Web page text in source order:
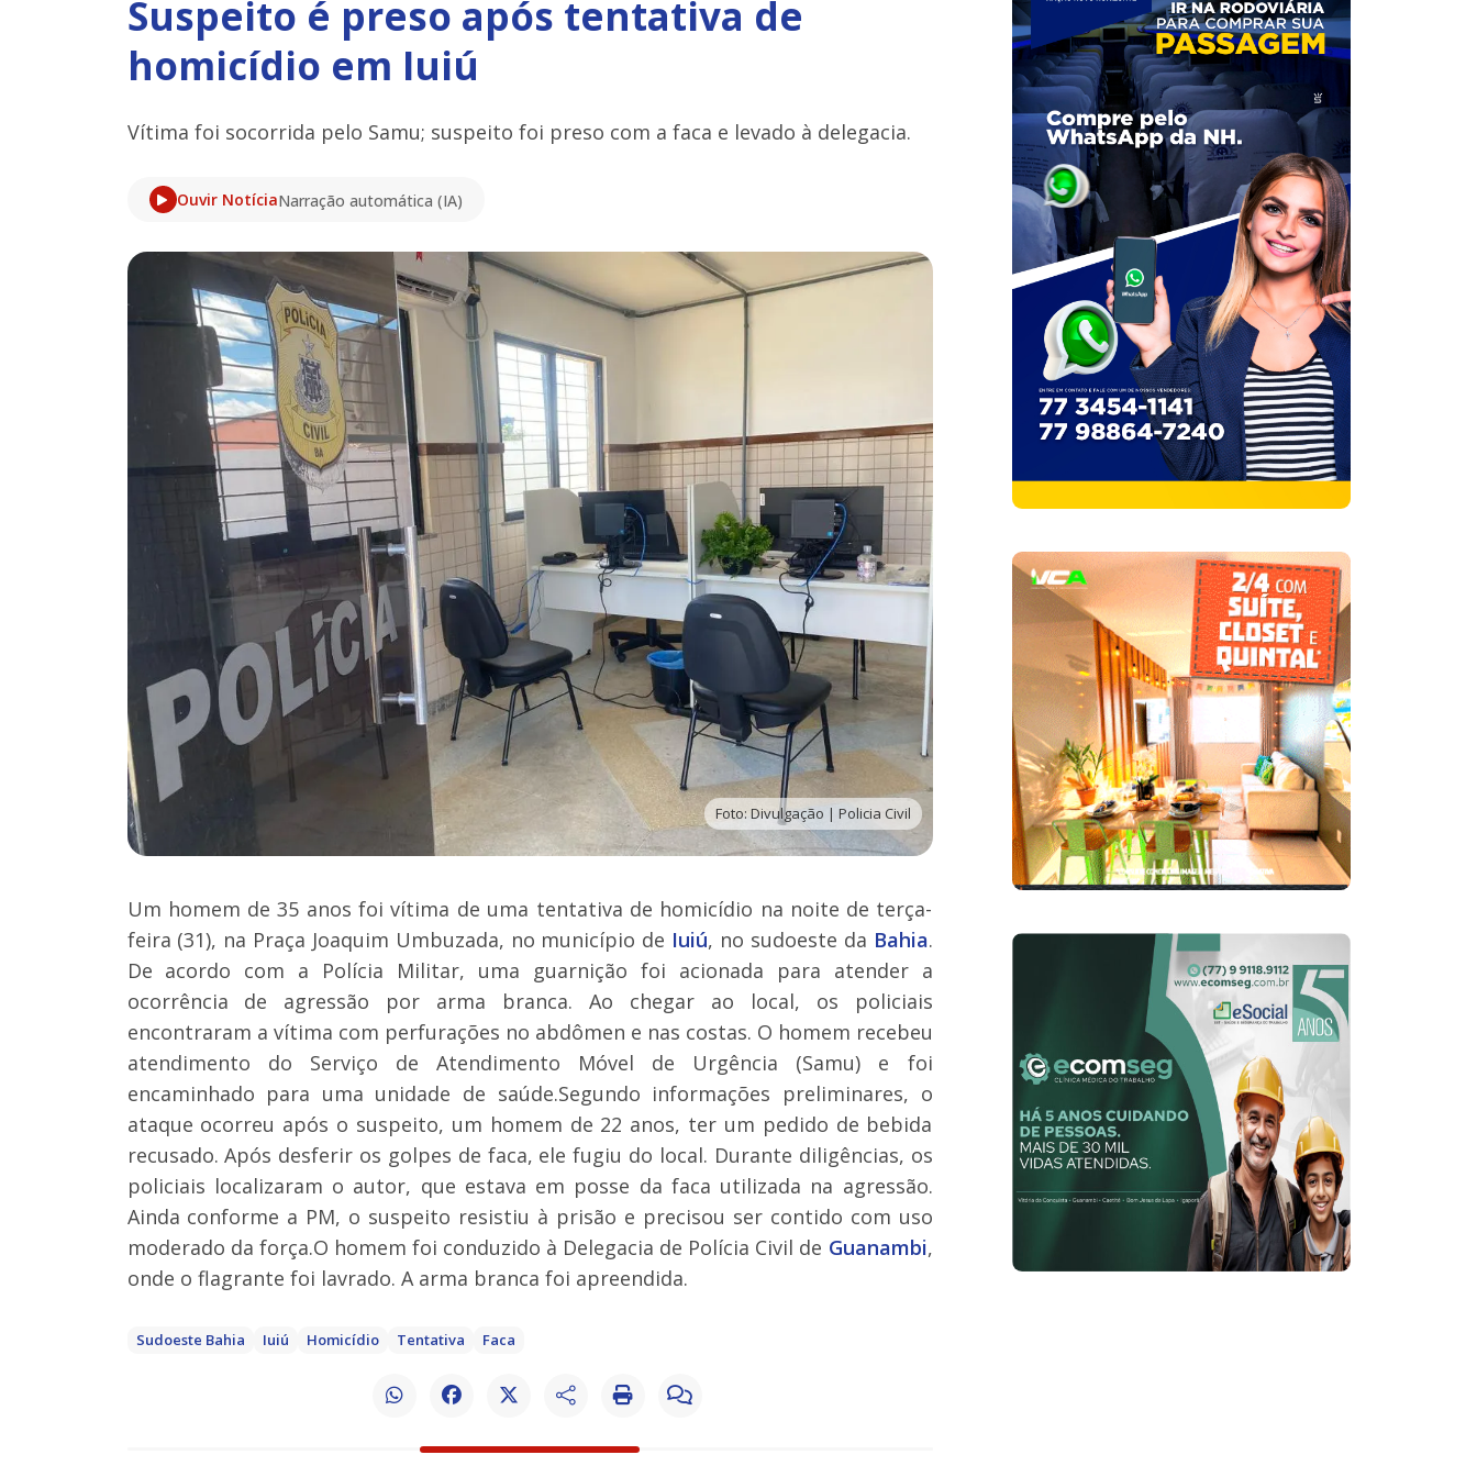
Suspeito é preso após tentativa de
homicídio em Iuiú
Vítima foi socorrida pelo Samu; suspeito foi preso com a faca e levado à delegacia.
Ouvir NotíciaNarração automática (IA)
Foto: Divulgação | Policia Civil
Um homem de 35 anos foi vítima de uma tentativa de homicídio na noite de terça-
feira (31), na Praça Joaquim Umbuzada, no município de Iuiú, no sudoeste da Bahia.
De acordo com a Polícia Militar, uma guarnição foi acionada para atender a
ocorrência de agressão por arma branca. Ao chegar ao local, os policiais
encontraram a vítima com perfurações no abdômen e nas costas. O homem recebeu
atendimento do Serviço de Atendimento Móvel de Urgência (Samu) e foi
encaminhado para uma unidade de saúde.Segundo informações preliminares, o
ataque ocorreu após o suspeito, um homem de 22 anos, ter um pedido de bebida
recusado. Após desferir os golpes de faca, ele fugiu do local. Durante diligências, os
policiais localizaram o autor, que estava em posse da faca utilizada na agressão.
Ainda conforme a PM, o suspeito resistiu à prisão e precisou ser contido com uso
moderado da força.O homem foi conduzido à Delegacia de Polícia Civil de Guanambi,
onde o flagrante foi lavrado. A arma branca foi apreendida.
Sudoeste Bahia Iuiú Homicídio Tentativa Faca